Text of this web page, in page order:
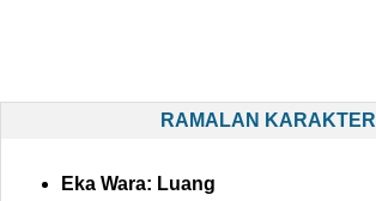
RAMALAN KARAKTER
Eka Wara: Luang